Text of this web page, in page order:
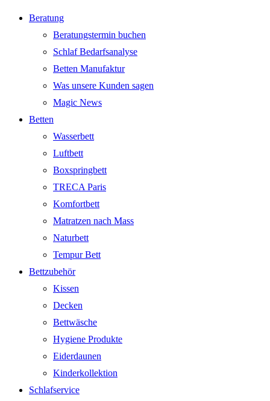
Beratung
Beratungstermin buchen
Schlaf Bedarfsanalyse
Betten Manufaktur
Was unsere Kunden sagen
Magic News
Betten
Wasserbett
Luftbett
Boxspringbett
TRECA Paris
Komfortbett
Matratzen nach Mass
Naturbett
Tempur Bett
Bettzubehör
Kissen
Decken
Bettwäsche
Hygiene Produkte
Eiderdaunen
Kinderkollektion
Schlafservice